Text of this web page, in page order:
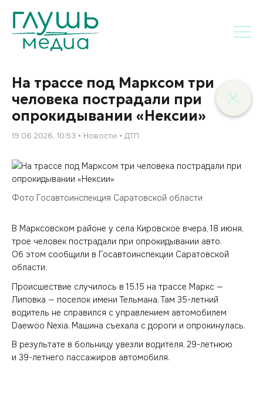
На трассе под Марксом три
человека пострадали при
опрокидывании «Нексии»
19.06.2026, 10:53 Новости ДТП
Фото Госавтоинспекция Саратовской области
В Марксовском районе у села Кировское вчера, 18 июня,
трое человек пострадали при опрокидывании авто.
Об этом сообщили в Госавтоинспекции Саратовской
области.
Происшествие случилось в 15.15 на трассе Маркс —
Липовка — поселок имени Тельмана. Там 35-летний
водитель не справился с управлением автомобилем
Daewoo Nexia. Машина съехала с дороги и опрокинулась.
В результате в больницу увезли водителя, 29-летнюю
и 39-летнего пассажиров автомобиля.